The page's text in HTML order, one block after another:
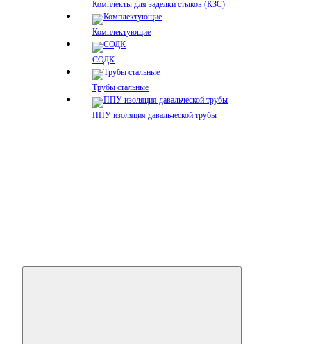
Комплекты для заделки стыков (КЗС)
Комплектующие
СОДК
Трубы стальные
ППУ изоляция давальческой трубы